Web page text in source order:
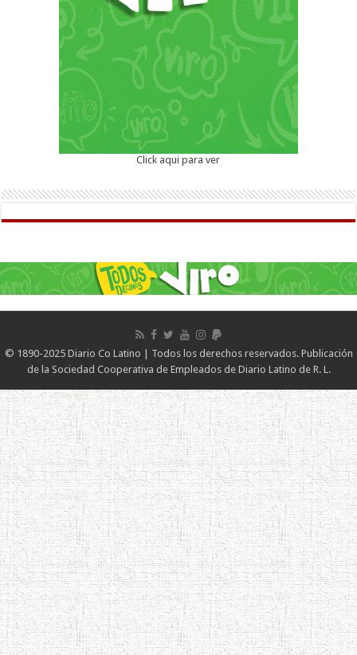
Click aqui para ver
© 1890-2025 Diario Co Latino | Todos los derechos reservados. Publicación
de la Sociedad Cooperativa de Empleados de Diario Latino de R. L.